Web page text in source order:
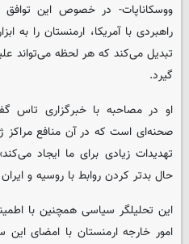
ووسکاناپات- در خصوص این
راهبردی با آمریکا، ارمنستان را به
تبدیل می‌کند که هر لحظه می‌تواند
گیرد.
او در مصاحبه با خبرگزاری تاس
صحنه‌ای است که در آن منافع مراکز
تهدیدات زیادی برای ما ایجاد
حال بدتر کردن روابط با روسیه و
این تحلیلگر سیاسی همچنین با
امور خارجه ارمنستان با امضای